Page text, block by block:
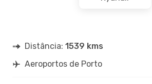
Distância: 1539 kms
Aeroportos de Porto